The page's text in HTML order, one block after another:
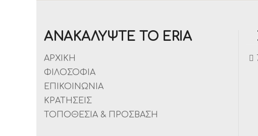
ΑΝΑΚΑΛΥΨΤΕ ΤΟ ERIA
ΑΡΧΙΚΉ
ΦΙΛΟΣΟΦΙΑ
ΕΠΙΚΟΙΝΩΝΙΑ
ΚΡΑΤΗΣΕΙΣ
ΤΟΠΟΘΕΣΙΑ & ΠΡΟΣΒΑΣΗ